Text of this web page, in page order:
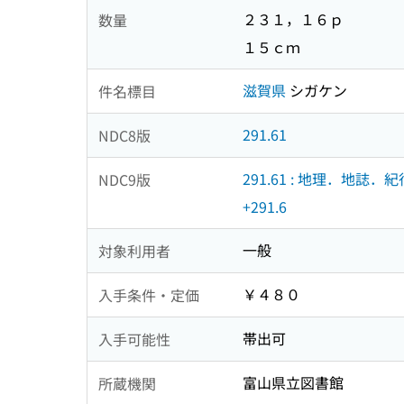
数量
２３１，１６ｐ
１５ｃｍ
件名標目 滋賀県 シガケン
NDC8版 291.61
NDC9版
291.61 : 地理．地誌．
+291.6
対象利用者 一般
入手条件・定価 ￥４８０
入手可能性 帯出可
所蔵機関 富山県立図書館